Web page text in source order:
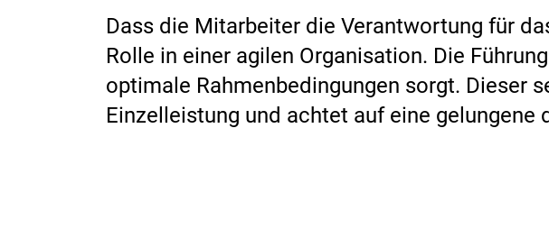
Dass die Mitarbeiter die Verantwortung für
Rolle in einer agilen Organisation. Die
optimale Rahmenbedingungen sorgt. Dieser
Einzelleistung und achtet auf eine